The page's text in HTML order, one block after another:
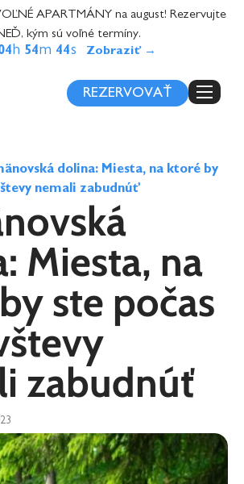
APARTMÁNY na august! Rezervujte
kým sú voľné termíny.
h 54m 42s
REZERVOVAŤ
dolina: Miesta, na ktoré by
nemali zabudnúť
Miesta, na
ste počas
zabudnúť